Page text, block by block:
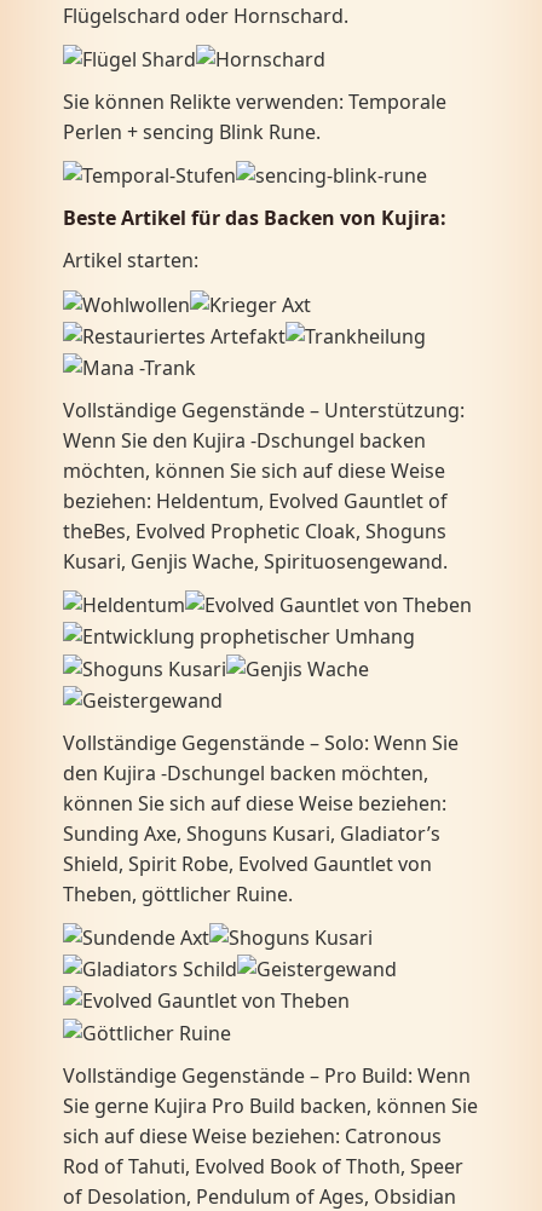
Flügelschard oder Hornschard.
Sie können Relikte verwenden: Temporale
Perlen + sencing Blink Rune.
Beste Artikel für das Backen von Kujira:
Artikel starten:
Vollständige Gegenstände – Unterstützung:
Wenn Sie den Kujira -Dschungel backen
möchten, können Sie sich auf diese Weise
beziehen: Heldentum, Evolved Gauntlet of
theBes, Evolved Prophetic Cloak, Shoguns
Kusari, Genjis Wache, Spirituosengewand.
Vollständige Gegenstände – Solo: Wenn Sie
den Kujira -Dschungel backen möchten,
können Sie sich auf diese Weise beziehen:
Sunding Axe, Shoguns Kusari, Gladiator’s
Shield, Spirit Robe, Evolved Gauntlet von
Theben, göttlicher Ruine.
Vollständige Gegenstände – Pro Build: Wenn
Sie gerne Kujira Pro Build backen, können Sie
sich auf diese Weise beziehen: Catronous
Rod of Tahuti, Evolved Book of Thoth, Speer
of Desolation, Pendulum of Ages, Obsidian